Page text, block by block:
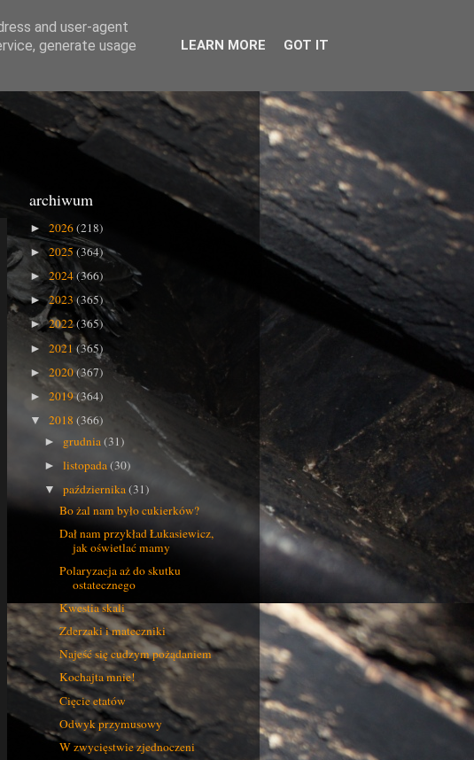
archiwum
► 2026(218)
►2025(364)
► 2024(366)
►2023(365)
►2022(365)
► 2021(365)
► 2020(367)
► 2019(364)
▼ 2018 (366)
► grudnia(31)
►listopada(30)
▼października(31)
Bo żal nam było cukierków?
Dał nam przykład Łukasiewicz,
jak oświetlać mamy
Polaryzacja aż do skutku
ostatecznego
Kwestia skali
Zderzaki i mateczniki
Najeść się cudzym pożądaniem
Kochajta mnie!
Cięcie etatów
Odwyk przymusowy
W zwycięstwie zjednoczeni
and user-agent
generate usage
LEARN MORE GOT IT